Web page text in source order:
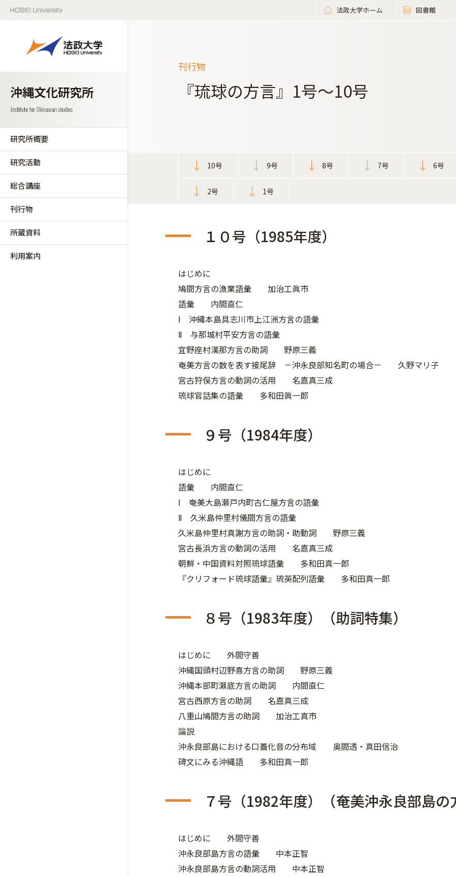
法政大学ホーム 図書館
研究所概要
研究活動
総合講座
刊行物
所蔵資料
利用案内
刊行物
『琉球の方言』1号～10号
10号 9号 8号 7号 6号
2号 1号
１０号（1985年度）
はじめに
鳩間方言の漁業語彙 加治工眞市
語彙 内間直仁
Ⅰ 沖縄本島具志川市上江洲方言の語彙
Ⅱ 与那城村平安方言の語彙
宜野座村漢那方言の助詞 野原三義
奄美方言の数を表す接尾辞 －沖永良部知名町の場合－ 久野マリ子
宮古狩俣方言の動詞の活用 名嘉真三成
琉球官話集の語彙 多和田眞一郎
９号（1984年度）
はじめに
語彙 内間直仁
Ⅰ 奄美大島瀬戸内町古仁屋方言の語彙
Ⅱ 久米島仲里村儀間方言の語彙
久米島仲里村真謝方言の助詞・助動詞 野原三義
宮古長浜方言の動詞の活用 名嘉真三成
朝鮮・中国資料対照琉球語彙 多和田真一郎
『クリフォード琉球語彙』琉英配列語彙 多和田真一郎
８号（1983年度）（助詞特集）
はじめに 外間守善
沖縄国頭村辺野喜方言の助詞 野原三義
沖縄本部町瀬底方言の助詞 内間直仁
宮古西原方言の助詞 名嘉真三成
八重山鳩間方言の助詞 加治工真市
論説
沖永良部島における口蓋化音の分布域 奥間透・真田信治
碑文にみる沖縄語 多和田真一郎
７号（1982年度）（奄美沖永良部島の
はじめに 外間守善
沖永良部島方言の語彙 中本正智
沖永良部島方言の動詞活用 中本正智